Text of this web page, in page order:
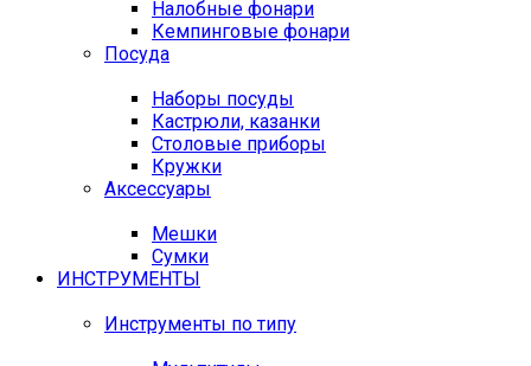
Налобные фонари
Кемпинговые фонари
Посуда
Наборы посуды
Кастрюли, казанки
Столовые приборы
Кружки
Аксессуары
Мешки
Сумки
ИНСТРУМЕНТЫ
Инструменты по типу